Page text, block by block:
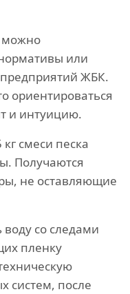
можно
или
ЖБК.
ориентироваться
и интуицию.
смеси песка
Получаются
не оставляющие
со следами
пленку
систем, после